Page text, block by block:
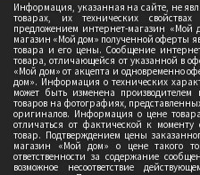
Информация, указанная на сайте, не
товарах, их технических
предложением интернет-магазин «Мой
магазин «Мой дом» полученной оферты
товара и его цены. Сообщение
товара, отличающейся от указанной в
«Мой дом» от акцепта и одновременно
дом». Информация о технических
может быть изменена
товаров на фотографиях,
оригиналов. Информация о цене
отличаться от фактической к
товар. Подтверждением цены
магазин «Мой дом» о цене такого
ответственности за содержание
возможное несоответствие